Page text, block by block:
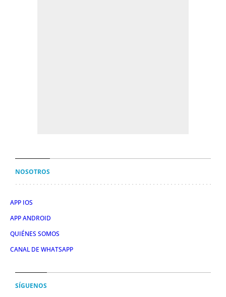
NOSOTROS
APP IOS
APP ANDROID
QUIÉNES SOMOS
CANAL DE WHATSAPP
SÍGUENOS